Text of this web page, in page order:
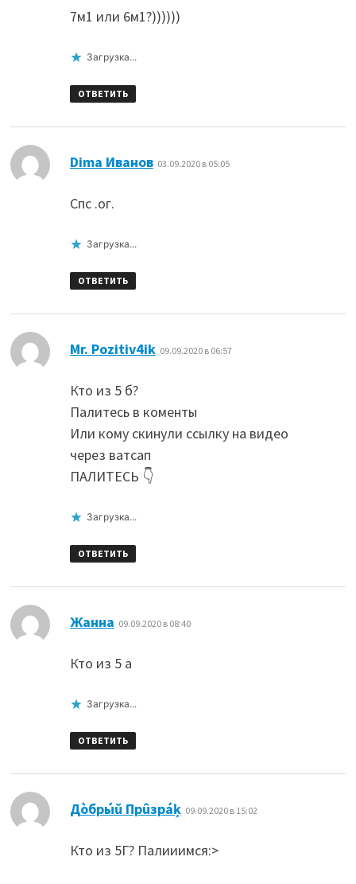
7м1 или 6м1?))))))
Загрузка...
ОТВЕТИТЬ
Dima Иванов: 03.09.2020 в 05:05
Спс .ог.
Загрузка...
ОТВЕТИТЬ
Mr. Pozitiv4ik: 09.09.2020 в 06:57
Кто из 5 б?
Палитесь в коменты
Или кому скинули ссылку на видео
через ватсап
ПАЛИТЕСЬ 👇
Загрузка...
ОТВЕТИТЬ
Жанна 09.09.2020 в 08:40
Кто из 5 а
Загрузка...
ОТВЕТИТЬ
Дòбpы́ŭ Прûзра́ķ: 09.09.2020 в 15:02
Кто из 5Г? Палииимся:>